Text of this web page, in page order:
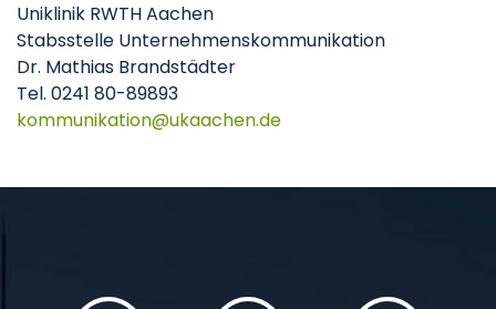
Uniklinik RWTH Aachen
Stabsstelle Unternehmenskommunikation
Dr. Mathias Brandstädter
Tel. 0241 80-89893
kommunikation
ukaachende